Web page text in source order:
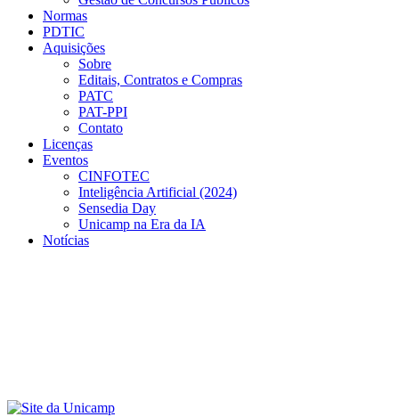
Normas
PDTIC
Aquisições
Sobre
Editais, Contratos e Compras
PATC
PAT-PPI
Contato
Licenças
Eventos
CINFOTEC
Inteligência Artificial (2024)
Sensedia Day
Unicamp na Era da IA
Notícias